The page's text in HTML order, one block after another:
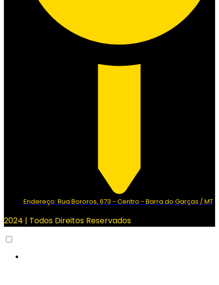
Endereço: Rua Bororos, 673 - Centro - Barra do Garças / MT
2024 | Todos Direitos Reservados